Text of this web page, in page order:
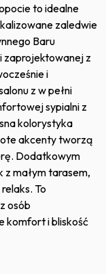
to idealne
zaledwie
Baru
zaprojektowanej z
i
z w pełni
sypialni z
kolorystyka
akcenty tworzą
Dodatkowym
małym tarasem,
To
osób
komfort i bliskość